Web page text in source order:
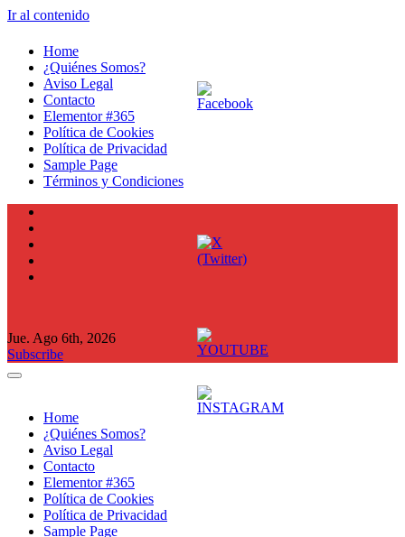
Ir al contenido
Home
¿Quiénes Somos?
Aviso Legal
Contacto
Elementor #365
Política de Cookies
Política de Privacidad
Sample Page
Términos y Condiciones
Jue. Ago 6th, 2026
Subscribe
Home
¿Quiénes Somos?
Aviso Legal
Contacto
Elementor #365
Política de Cookies
Política de Privacidad
Sample Page